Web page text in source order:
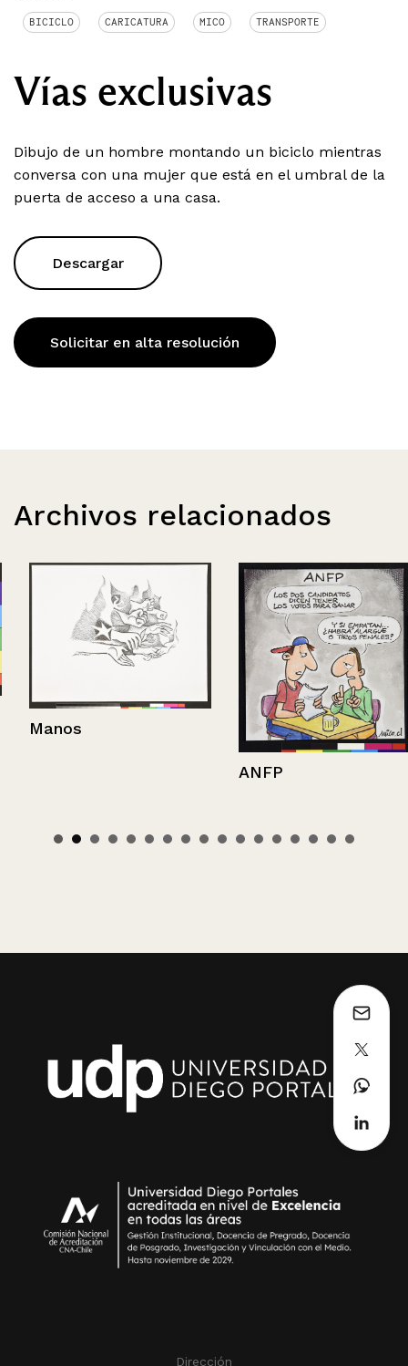
BICICLO CARICATURA MICO TRANSPORTE
Vías exclusivas
Dibujo de un hombre montando un biciclo mientras
conversa con una mujer que está en el umbral de la
puerta de acceso a una casa.
Descargar
Solicitar en alta resolución
Archivos relacionados
Manos
ANFP
Dirección